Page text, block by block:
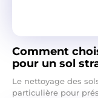
Comment
pour un sol
Le nettoyage des
particulière pour